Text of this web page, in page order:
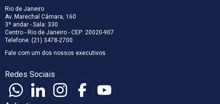
Rio de Janeiro
Av. Marechal Câmara, 160
3º andar - Sala: 330
Centro - Rio de Janeiro - CEP: 20020-907
Telefone: (21) 3478-2700
Fale com um dos nossos executivos
Redes Sociais